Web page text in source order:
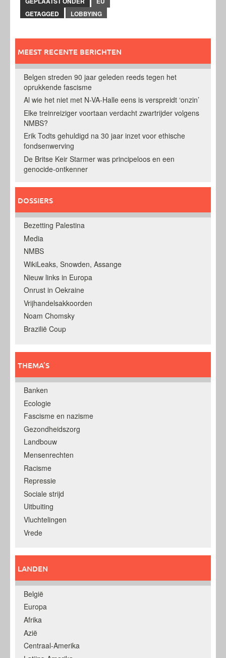
GETAGGED
LOBBYING
MEEST RECENTE BERICHTEN
Belgen streden 90 jaar geleden reeds tegen het
oprukkende fascisme
Al wie het niet met N-VA-Halle eens is verspreidt ‘onzin’
Elke treinreiziger voortaan verdacht zwartrijder volgens
NMBS?
Erik Todts gehuldigd na 30 jaar inzet voor ethische
fondsenwerving
De Britse Keir Starmer was principeloos en een
genocide-ontkenner
DOSSIERS
Bezetting Palestina
Media
NMBS
WikiLeaks, Snowden, Assange
Nieuw links in Europa
Onrust in Oekraine
Vrijhandelsakkoorden
Noam Chomsky
Brazilië Coup
THEMA’S
Banken
Ecologie
Fascisme en nazisme
Gezondheidszorg
Landbouw
Mensenrechten
Racisme
Repressie
Sociale strijd
Uitbuiting
Vluchtelingen
Vrede
LANDEN
België
Europa
Afrika
Azië
Centraal-Amerika